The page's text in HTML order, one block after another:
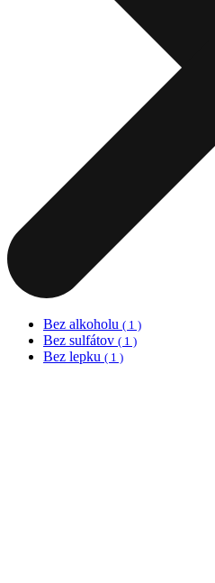
Bez alkoholu ( 1 )
Bez sulfátov ( 1 )
Bez lepku ( 1 )